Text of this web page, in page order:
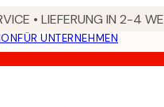
• LIEFERUNG IN 2-4
FÜR UNTERNEHMEN